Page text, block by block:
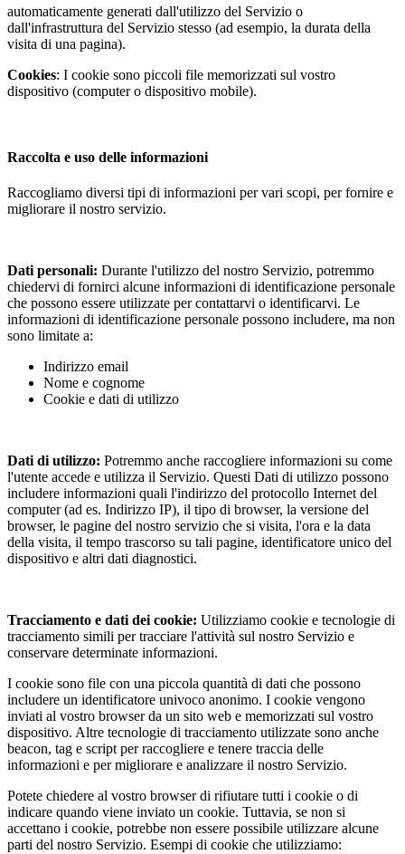
automaticamente generati dall'utilizzo del Servizio o
dall'infrastruttura del Servizio stesso (ad esempio, la durata della
visita di una pagina).
Cookies: I cookie sono piccoli file memorizzati sul vostro
dispositivo (computer o dispositivo mobile).
Raccolta e uso delle informazioni
Raccogliamo diversi tipi di informazioni per vari scopi, per fornire e
migliorare il nostro servizio.
Dati personali: Durante l'utilizzo del nostro Servizio, potremmo
chiedervi di fornirci alcune informazioni di identificazione personale
che possono essere utilizzate per contattarvi o identificarvi. Le
informazioni di identificazione personale possono includere, ma non
sono limitate a:
Indirizzo email
Nome e cognome
Cookie e dati di utilizzo
Dati di utilizzo: Potremmo anche raccogliere informazioni su come
l'utente accede e utilizza il Servizio. Questi Dati di utilizzo possono
includere informazioni quali l'indirizzo del protocollo Internet del
computer (ad es. Indirizzo IP), il tipo di browser, la versione del
browser, le pagine del nostro servizio che si visita, l'ora e la data
della visita, il tempo trascorso su tali pagine, identificatore unico del
dispositivo e altri dati diagnostici.
Tracciamento e dati dei cookie: Utilizziamo cookie e tecnologie di
tracciamento simili per tracciare l'attività sul nostro Servizio e
conservare determinate informazioni.
I cookie sono file con una piccola quantità di dati che possono
includere un identificatore univoco anonimo. I cookie vengono
inviati al vostro browser da un sito web e memorizzati sul vostro
dispositivo. Altre tecnologie di tracciamento utilizzate sono anche
beacon, tag e script per raccogliere e tenere traccia delle
informazioni e per migliorare e analizzare il nostro Servizio.
Potete chiedere al vostro browser di rifiutare tutti i cookie o di
indicare quando viene inviato un cookie. Tuttavia, se non si
accettano i cookie, potrebbe non essere possibile utilizzare alcune
parti del nostro Servizio. Esempi di cookie che utilizziamo: